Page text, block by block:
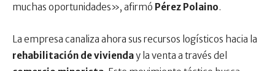
muchas oportunidades», afirmó Pérez Polaino.
La empresa canaliza ahora sus recursos logísticos hacia la
rehabilitación de vivienday la venta a través del